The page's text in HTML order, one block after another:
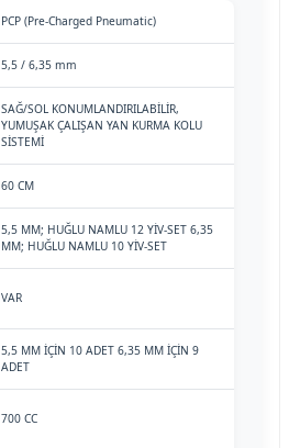
PCP (Pre-Charged Pneumatic)
5,5 / 6,35 mm
SAĞ/SOL KONUMLANDIRILABİLİR,
YUMUŞAK ÇALIŞAN YAN KURMA KOLU
SİSTEMİ
60 CM
5,5 MM; HUĞLU NAMLU 12 YİV-SET 6,35
MM; HUĞLU NAMLU 10 YİV-SET
VAR
5,5 MM İÇİN 10 ADET 6,35 MM İÇİN 9
ADET
700 CC